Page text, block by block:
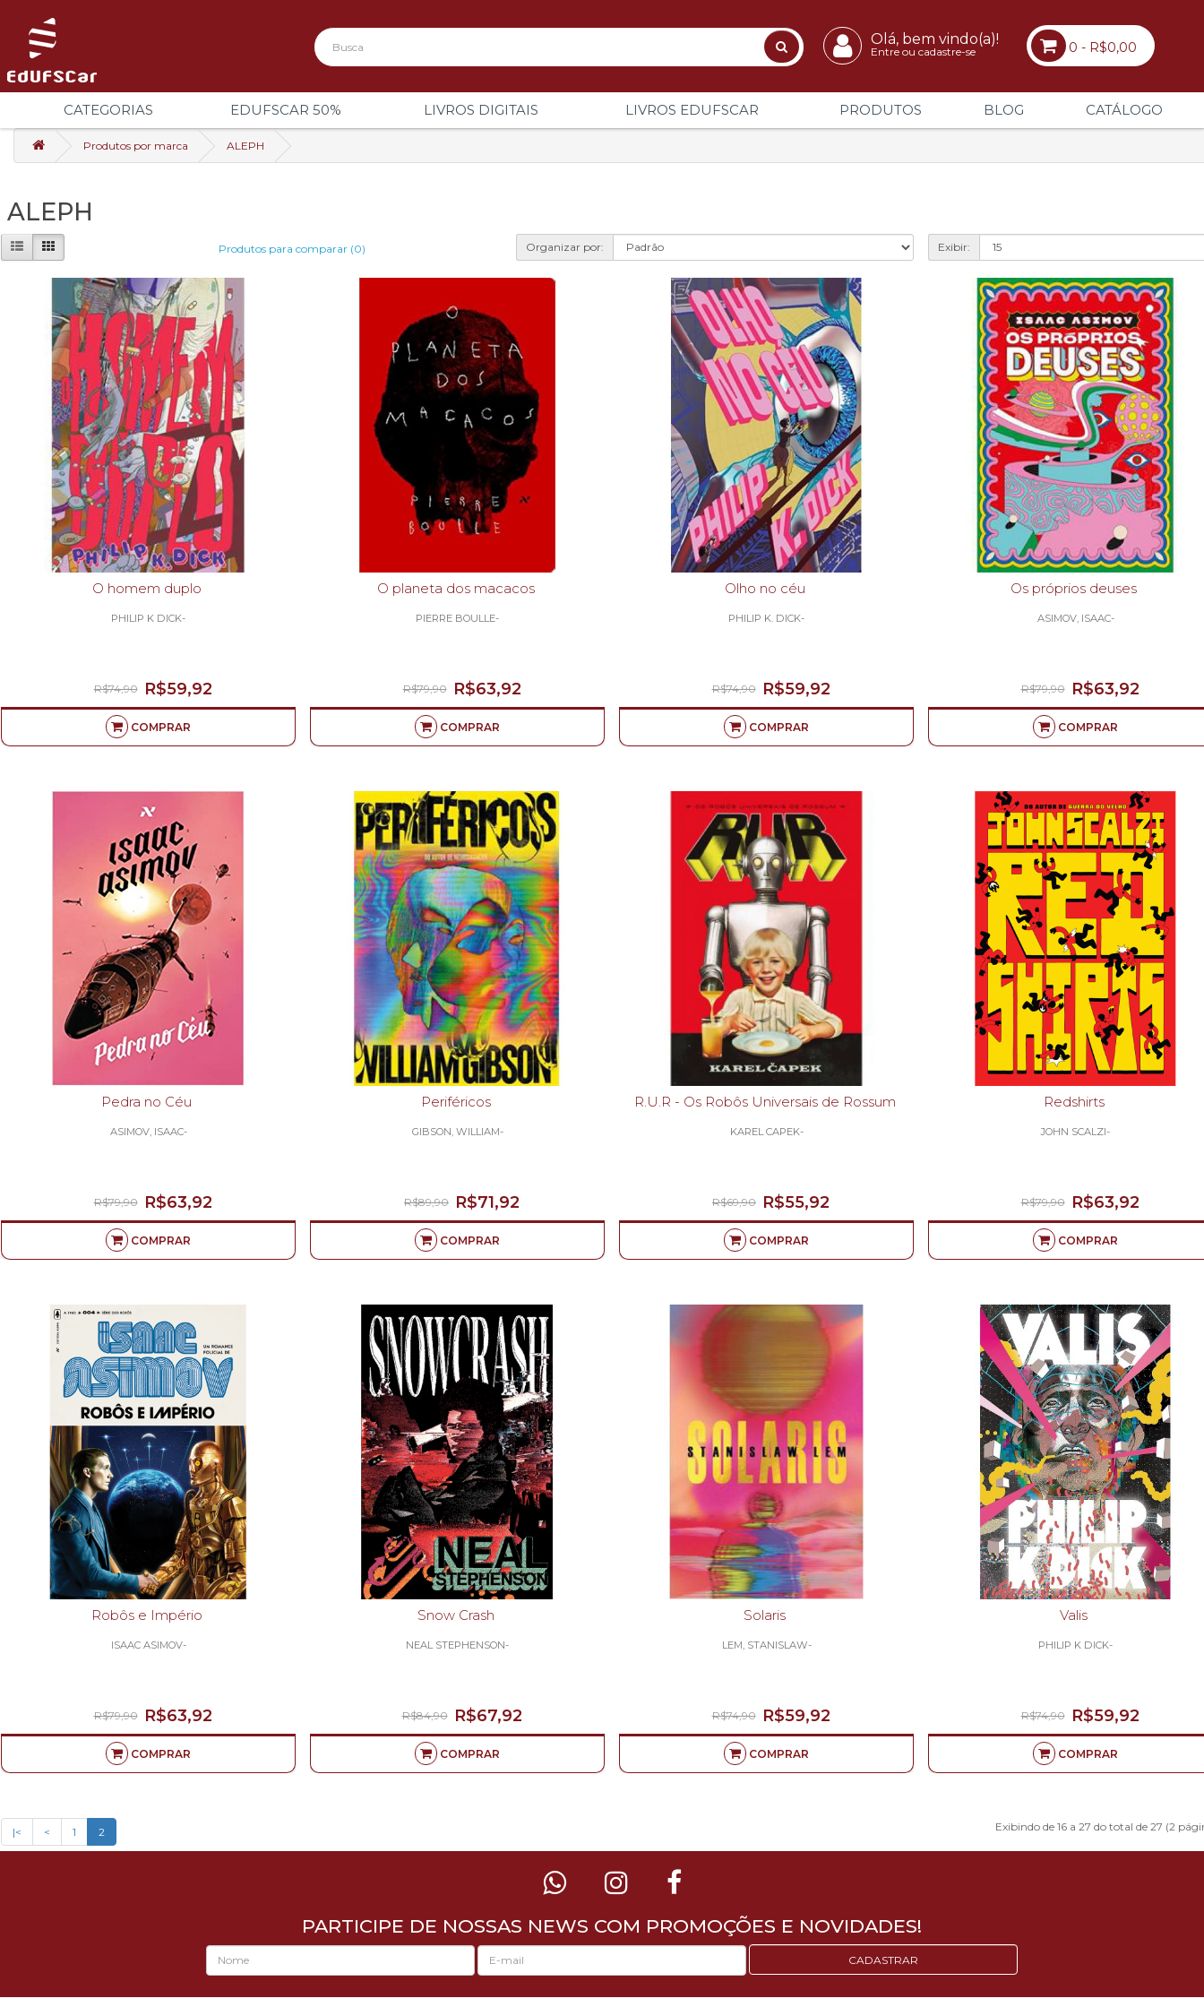
Olá, bem vindo(a)!
Entre ou cadastre-se 0 - R$0,00
CATEGORIAS EDUFSCAR 50% LIVROS DIGITAIS LIVROS EDUFSCAR PRODUTOS BLOG CATÁLOGO
Produtos por marca ALEPH
ALEPH
Produtos para comparar (0) Organizar por: Exibir:
O homem duplo
PHILIP K DICK-
R$59,92
R$74,90
COMPRAR
O planeta dos macacos
PIERRE BOULLE-
R$63,92
R$79,90
COMPRAR
Olho no céu
PHILIP K. DICK-
R$59,92
R$74,90
COMPRAR
Os próprios deuses
ASIMOV, ISAAC-
R$63,92
R$79,90
COMPRAR
Pedra no Céu
ASIMOV, ISAAC-
R$63,92
R$79,90
COMPRAR
Periféricos
GIBSON, WILLIAM-
R$71,92
R$89,90
COMPRAR
R.U.R - Os Robôs Universais de Rossum
KAREL CAPEK-
R$55,92
R$69,90
COMPRAR
Redshirts
JOHN SCALZI-
R$63,92
R$79,90
COMPRAR
Robôs e Império
ISAAC ASIMOV-
R$63,92
R$79,90
COMPRAR
Snow Crash
NEAL STEPHENSON-
R$67,92
R$84,90
COMPRAR
Solaris
LEM, STANISLAW-
R$59,92
R$74,90
COMPRAR
Valis
PHILIP K DICK-
R$59,92
R$74,90
COMPRAR
|< < 1 2 Exibindo de 16 a 27 do total de 27 (2
PARTICIPE DE NOSSAS NEWS COM PROMOÇÕES E NOVIDADES!
CADASTRAR